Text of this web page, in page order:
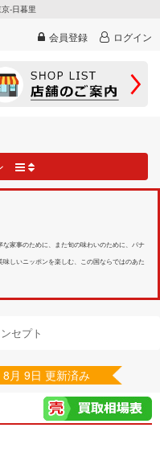
-日暮里
会員登録 ログイン
家事のために、また旬の味わいのために、パナ
しいニッポンを楽しむ、この国ならではのあた
セプト
月 9日 更新済み